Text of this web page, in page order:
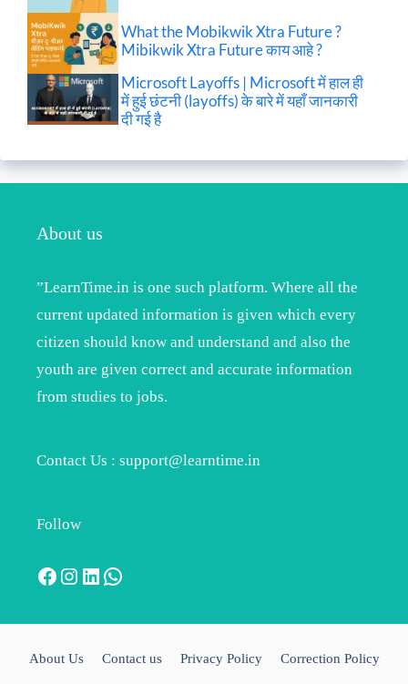
What the Mobikwik Xtra Future ?
Mibikwik Xtra Future काय आहे ?
Microsoft Layoffs | Microsoft में हाल ही
में हुई छंटनी (layoffs) के बारे में यहाँ जानकारी
दी गई है
About us
”LearnTime.in is one such platform. Where all the
current updated information is given which every
citizen should know and understand and also the
youth are given correct and accurate information
from studies to jobs.
Contact Us : support@learntime.in
Follow
Facebook
Instagram
LinkedIn
WhatsApp
About Us Contact us Privacy Policy Correction Policy